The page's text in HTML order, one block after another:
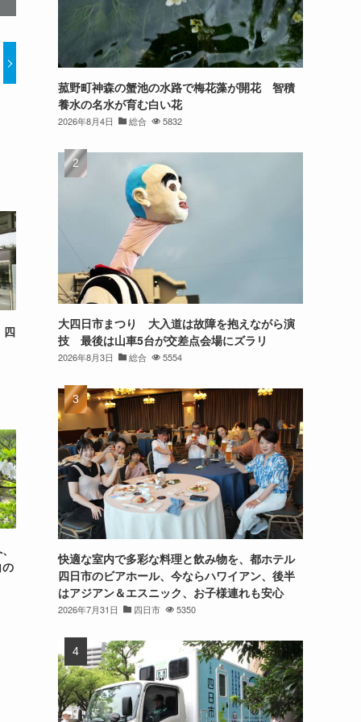
四
菰野町神森の蟹池の水路で梅花藻が開花 智積
養水の名水が育む白い花
2026年8月4日 総合 5832
大四日市まつり 大入道は故障を抱えながら演
技 最後は山車5台が交差点会場にズラリ
2026年8月3日 総合 5554
快適な室内で多彩な料理と飲み物を、都ホテル
四日市のビアホール、今ならハワイアン、後半
はアジアン＆エスニック、お子様連れも安心
2026年7月31日 四日市 5350